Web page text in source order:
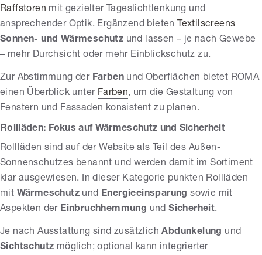
Raffstoren mit gezielter Tageslichtlenkung und
ansprechender Optik. Ergänzend bieten Textilscreens
Sonnen- und Wärmeschutz und lassen – je nach Gewebe
– mehr Durchsicht oder mehr Einblickschutz zu.
Zur Abstimmung der Farben und Oberflächen bietet ROMA
einen Überblick unter Farben, um die Gestaltung von
Fenstern und Fassaden konsistent zu planen.
Rollläden: Fokus auf Wärmeschutz und Sicherheit
Rollläden sind auf der Website als Teil des Außen-
Sonnenschutzes benannt und werden damit im Sortiment
klar ausgewiesen. In dieser Kategorie punkten Rollläden
mit Wärmeschutz und Energieeinsparung sowie mit
Aspekten der Einbruchhemmung undSicherheit.
Je nach Ausstattung sind zusätzlichAbdunkelung und
Sichtschutz möglich; optional kann integrierter